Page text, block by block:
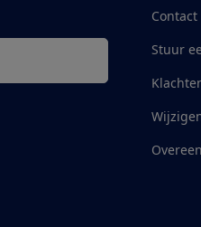
Contact
Stuur